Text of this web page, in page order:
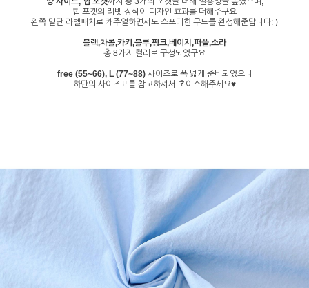
힙 포켓의 리벳 장식이 디자인 효과를 더해주구요
왼쪽 밑단 라벨패치로 캐주얼하면서도 스포티한 무드를 완성해준답니다: )
블랙,차콜,카키,블루,핑크,베이지,퍼플,소라
총 8가지 컬러로 구성되었구요
free (55~66), L (77~88)사이즈로 폭 넓게 준비되었으니
하단의 사이즈표를 참고하셔서 초이스해주세요♥